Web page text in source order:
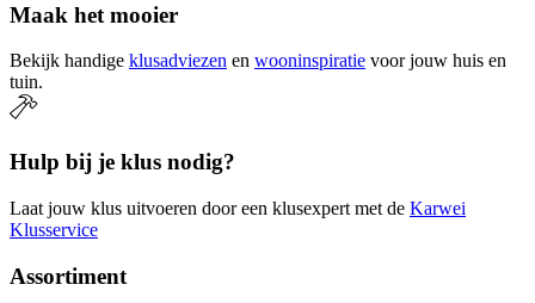
Maak het mooier
Bekijk handige klusadviezen en wooninspiratie voor jouw huis en
tuin.
Hulp bij je klus nodig?
Laat jouw klus uitvoeren door een klusexpert met de Karwei
Klusservice
Assortiment